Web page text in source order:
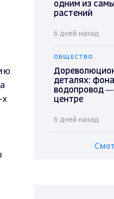
одним из
растений
6 дней назад
ОБЩЕСТВО
деталях:
водопровод
центре
6 дней назад